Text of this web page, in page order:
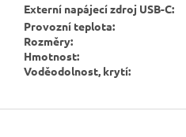
Externí napájecí zdroj USB-C:
Provozní teplota:
Rozměry:
Hmotnost:
Voděodolnost, krytí:
Z